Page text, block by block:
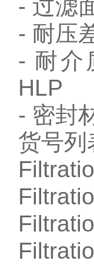
- 过滤
- 耐压
- 耐介
HLP
- 密封
货号列